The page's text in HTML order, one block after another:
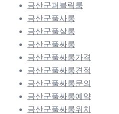
금산군퍼블릭룸
금산군풀사롱
금산군풀살롱
금산군풀싸롱
금산군풀싸롱가격
금산군풀싸롱견적
금산군풀싸롱문의
금산군풀싸롱예약
금산군풀싸롱위치